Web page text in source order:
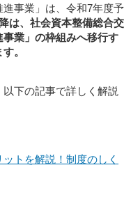
事業」は、令和7年度予
は、社会資本整備総合交
業」の枠組みへ移行す
。
下の記事で詳しく解説
トを解説！制度のしく